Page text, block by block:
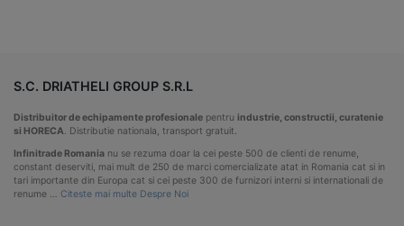
S.C. DRIATHELI GROUP S.R.L
Distribuitor de echipamente profesionale pentru industrie, constructii, curatenie
si HORECA . Distributie nationala, transport gratuit.
Infinitrade Romania nu se rezuma doar la cei peste 500 de clienti de renume,
constant deserviti, mai mult de 250 de marci comercializate atat in Romania cat si in
tari importante din Europa cat si cei peste 300 de furnizori interni si internationali de
renume … Citeste mai multe Despre Noi